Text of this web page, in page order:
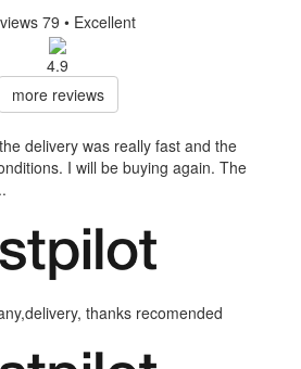
79 • Excellent
4.9
more reviews
delivery was really fast and the
I will be buying again. The
thanks recomended